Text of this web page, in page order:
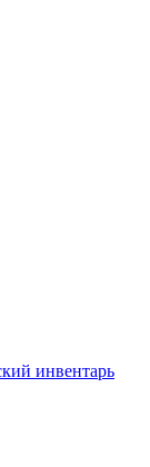
инвентарь